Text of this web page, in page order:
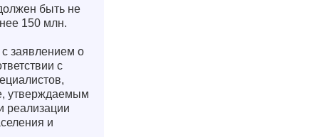
быть не
150 млн.
заявлением о
с
утверждаемым
реализации
и